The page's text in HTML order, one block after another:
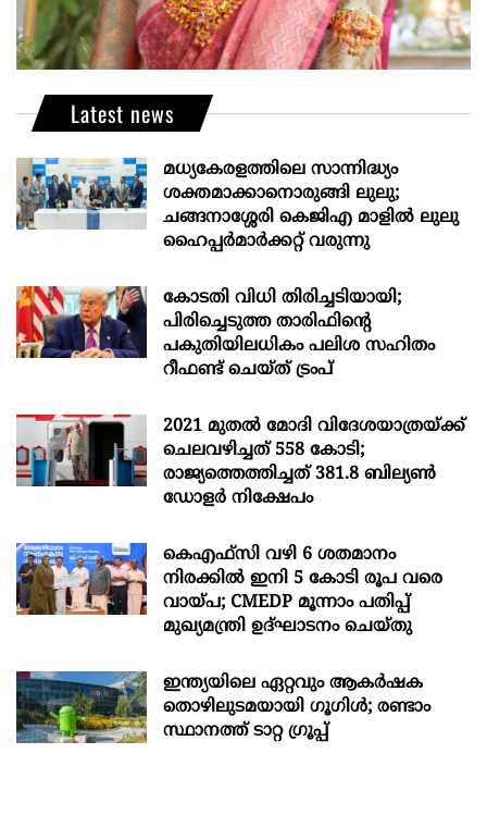
Latest news
മധ്യകേരളത്തിലെ സാന്നിദ്ധ്യം
ശക്തമാക്കാനൊരുങ്ങി ലുലു;
ചങ്ങനാശ്ശേരി കെജിഎ മാളിൽ ലുലു
ഹൈപ്പർമാർക്കറ്റ് വരുന്നു
കോടതി വിധി തിരിച്ചടിയായി;
പിരിച്ചെടുത്ത താരിഫിന്‍റെ
പകുതിയിലധികം പലിശ സഹിതം
റീഫണ്ട് ചെയ്ത് ട്രംപ്
2021 മുതൽ മോദി വിദേശയാത്രയ്ക്ക്
ചെലവഴിച്ചത് 558 കോടി;
രാജ്യത്തെത്തിച്ചത് 381.8 ബില്യൺ
ഡോളർ നിക്ഷേപം
കെഎഫ്സി വഴി 6 ശതമാനം
നിരക്കിൽ ഇനി 5 കോടി രൂപ വരെ
വായ്പ; CMEDP മൂന്നാം പതിപ്പ്
മുഖ്യമന്ത്രി ഉദ്ഘാടനം ചെയ്തു
ഇന്ത്യയിലെ ഏറ്റവും ആകര്‍ഷക
തൊഴിലുടമയായി ഗൂഗിള്‍; രണ്ടാം
സ്ഥാനത്ത് ടാറ്റ ഗ്രൂപ്പ്